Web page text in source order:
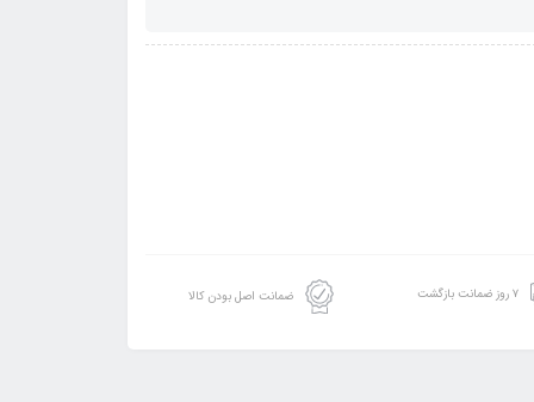
۷ روز ضمانت بازگشت ضمانت اصل بودن کالا